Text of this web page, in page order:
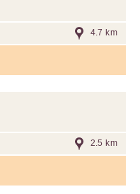
4.7 km
2.5 km